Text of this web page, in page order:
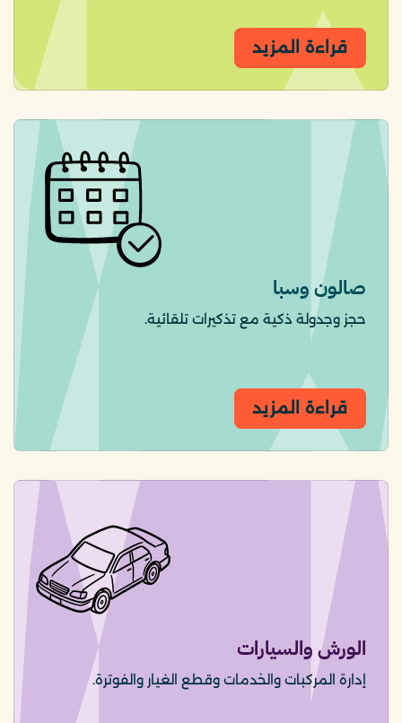
قراءة المزيد
صالون وسبا
حجز وجدولة ذكية مع تذكيرات تلقائية.
قراءة المزيد
الورش والسيارات
إدارة المركبات والخدمات وقطع الغيار والفوترة.